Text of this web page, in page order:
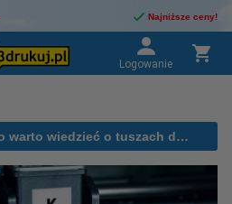
Najniższe ceny!
Logowanie
Tanie drukowanie – co warto wiedzieć o tuszach do drukarek